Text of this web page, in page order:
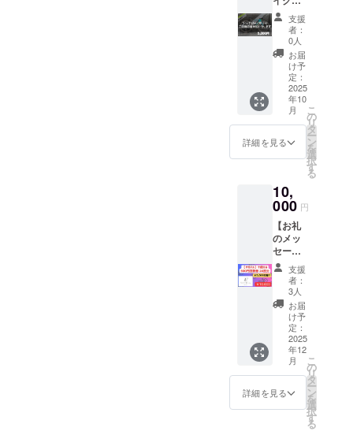
リストに
とって居心
地の良い空
間を提供
し、ライド
の途中や終
わりにリ
ラックスで
きる場所を
目指しま
の皆さまと
もリアルに
交流しなが
ら、サイク
リングの魅
力をさらに
広めていき
velo
AREX
］で洗
車サー
ビスご
利用い
ただけ
ます。
・有効
期限：
10月か
ら2026
年9月末
致しま
す。 掲
載期
間：
2025年
10月1日
から1年
間掲
載、事
業が存
続する
支援
時、必
欄に掲
載を希
望され
るお名
前をご
記入く
ださい
：ロ
ゴやバ
ナーな
どの画
像の受
け渡し
ングの
YouTub
eチャン
ネルで
貴方の
ご自慢
の愛車
紹介動
画を作
成しま
す】 リ
ターン
メール
アドレ
スをご
記入く
ださ
い。 ご
記載さ
れた
メール
アドレ
スに
2025年
9月頃に
改めて
ご連絡
いたし
ますの
支援
者：
0人
お届
け予
定：
2025
年10
月
詳細を見る
こ
の
リ
タ
ー
ン
を
選
択
す
る
10,
000 円
【お礼
のメッ
セージ
（メー
ル）】
感謝の
気持ち
を込め
て、お
礼の
メッ
セージ
をお送
りしま
す。
支援
者：
3人
お届
け予
定：
2025
年12
月
詳細を見る
こ
の
リ
タ
ー
ン
を
選
択
す
る